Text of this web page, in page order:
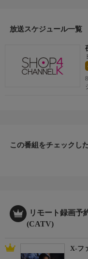
＊ライブ放送につき、番
ＨＰ：https://
放送スケジュール一覧
この番組をチェックし
リモート録画予
(CATV)
X-フ